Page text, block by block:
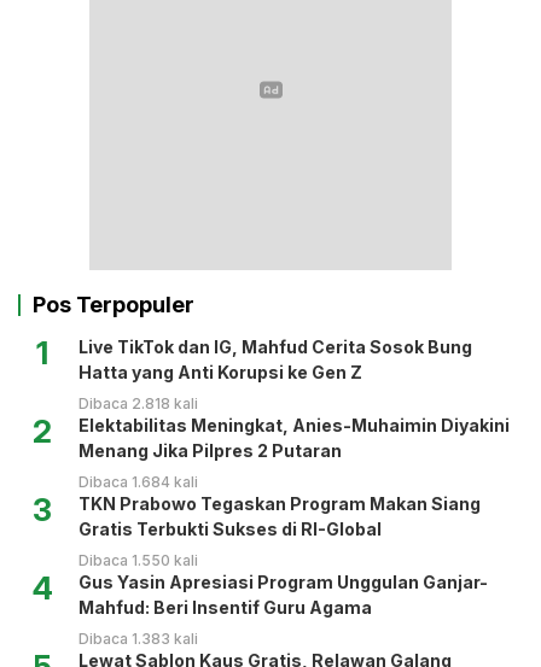
Pos Terpopuler
1
Live TikTok dan IG, Mahfud Cerita Sosok Bung
Hatta yang Anti Korupsi ke Gen Z
Dibaca 2.818 kali
2
Elektabilitas Meningkat, Anies-Muhaimin Diyakini
Menang Jika Pilpres 2 Putaran
Dibaca 1.684 kali
3
TKN Prabowo Tegaskan Program Makan Siang
Gratis Terbukti Sukses di RI-Global
Dibaca 1.550 kali
4
Gus Yasin Apresiasi Program Unggulan Ganjar-
Mahfud: Beri Insentif Guru Agama
Dibaca 1.383 kali
Lewat Sablon Kaus Gratis, Relawan Galang